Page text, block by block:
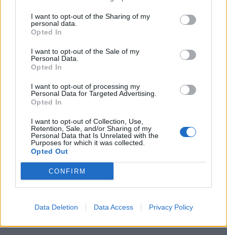
I want to opt-out of the Sharing of my
personal data.
Opted In
I want to opt-out of the Sale of my
Personal Data.
Opted In
I want to opt-out of processing my
Personal Data for Targeted Advertising.
Opted In
I want to opt-out of Collection, Use,
Retention, Sale, and/or Sharing of my
Personal Data that Is Unrelated with the
Purposes for which it was collected.
Opted Out
CONFIRM
Data Deletion Data Access Privacy Policy